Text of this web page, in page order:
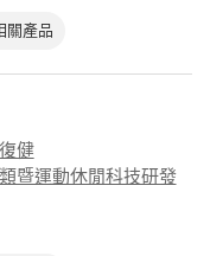
關產品
健
暨運動休閒科技研發